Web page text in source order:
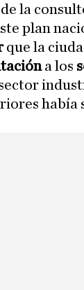
la
plan
que la
a los
había